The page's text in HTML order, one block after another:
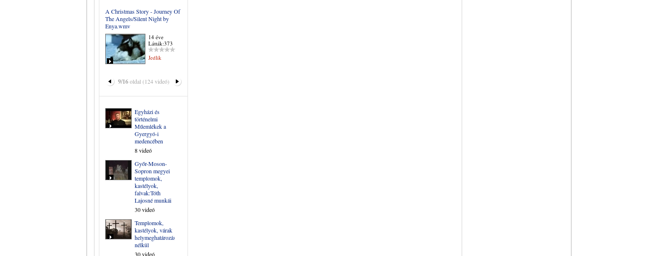
A Christmas Story - Journey Of
The Angels/Silent Night by
Enya.wmv
14 éve
Látták:373
Jedlik
9/16oldal (124 videó)
Egyházi és
történelmi
Műemlékek a
Gyergyó-i
medencében
8 videó
Győr-Moson-
Sopron megyei
templomok,
kastélyok,
falvak:Tóth
Lajosné munkái
30 videó
Templomok,
kastélyok, várak
helymeghatározás
nélkül
30 videó